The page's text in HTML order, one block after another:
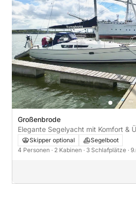
Großenbrode
Elegante Segelyacht mit Komfort &
ideal für entspannte Törns
Skipper optional
Segelboot
4 Personen · 2 Kabinen · 3 Schlafplätze ·